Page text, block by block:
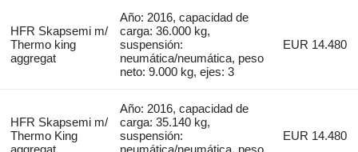
HFR Skapsemi m/
Thermo king
aggregat
Año: 2016, capacidad de
carga: 36.000 kg,
suspensión:
neumática/neumática, peso
neto: 9.000 kg, ejes: 3
EUR 14.480
HFR Skapsemi m/
Thermo King
Año: 2016, capacidad de
carga: 35.140 kg,
suspensión:
EUR 14.480